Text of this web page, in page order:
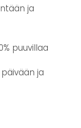
ja
puuvillaa
ja